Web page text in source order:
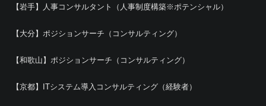
【岩手】人事コンサルタント（人事制度構築※ポテンシャル）
【大分】ポジションサーチ（コンサルティング）
【和歌山】ポジションサーチ（コンサルティング）
【京都】ITシステム導入コンサルティング（経験者）